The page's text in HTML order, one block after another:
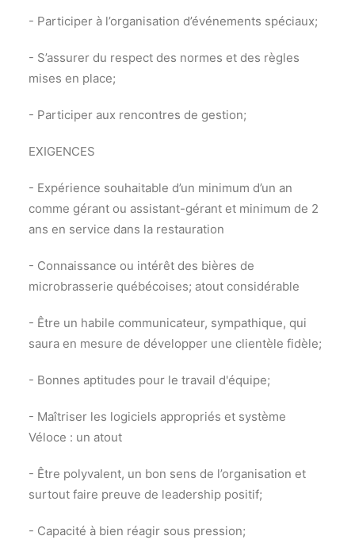
- Participer à l’organisation d’événements spéciaux;
- S’assurer du respect des normes et des règles
mises en place;
- Participer aux rencontres de gestion;
EXIGENCES
- Expérience souhaitable d’un minimum d’un an
comme gérant ou assistant-gérant et minimum de 2
ans en service dans la restauration
- Connaissance ou intérêt des bières de
microbrasserie québécoises; atout considérable
- Être un habile communicateur, sympathique, qui
saura en mesure de développer une clientèle fidèle;
- Bonnes aptitudes pour le travail d'équipe;
- Maîtriser les logiciels appropriés et système
Véloce : un atout
- Être polyvalent, un bon sens de l’organisation et
surtout faire preuve de leadership positif;
- Capacité à bien réagir sous pression;